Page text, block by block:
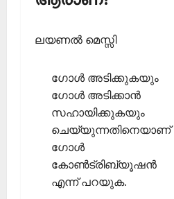
ലയണല്‍ മെസ്സി
ഗോള്‍ അടിക്കുകയും
ഗോള്‍ അടിക്കാന്‍
സഹായിക്കുകയും
ചെയ്യുന്നതിനെയാണ്
ഗോള്‍
കോണ്‍ട്രിബ്യൂഷന്‍
എന്ന് പറയുക.